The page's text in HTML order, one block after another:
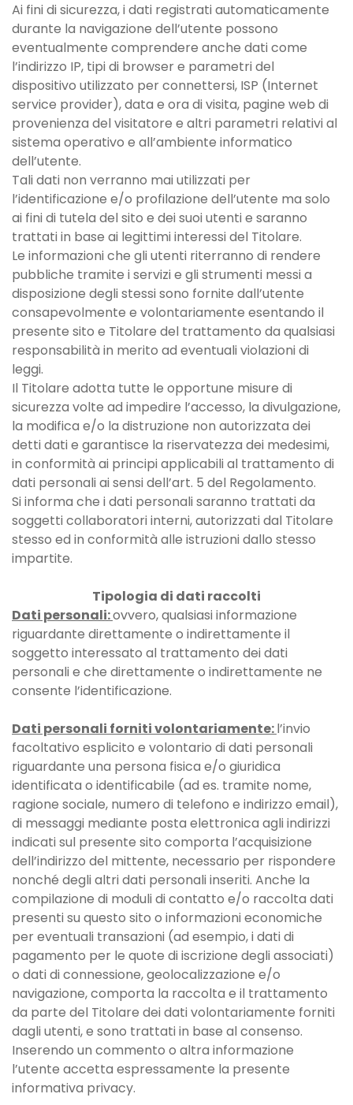
Ai fini di sicurezza, i dati registrati automaticamente
durante la navigazione dell’utente possono
eventualmente comprendere anche dati come
l’indirizzo IP, tipi di browser e parametri del
dispositivo utilizzato per connettersi, ISP (Internet
service provider), data e ora di visita, pagine web di
provenienza del visitatore e altri parametri relativi al
sistema operativo e all’ambiente informatico
dell’utente.
Tali dati non verranno mai utilizzati per
l’identificazione e/o profilazione dell’utente ma solo
ai fini di tutela del sito e dei suoi utenti e saranno
trattati in base ai legittimi interessi del Titolare.
Le informazioni che gli utenti riterranno di rendere
pubbliche tramite i servizi e gli strumenti messi a
disposizione degli stessi sono fornite dall’utente
consapevolmente e volontariamente esentando il
presente sito e Titolare del trattamento da qualsiasi
responsabilità in merito ad eventuali violazioni di
leggi.
Il Titolare adotta tutte le opportune misure di
sicurezza volte ad impedire l’accesso, la divulgazione,
la modifica e/o la distruzione non autorizzata dei
detti dati e garantisce la riservatezza dei medesimi,
in conformità ai principi applicabili al trattamento di
dati personali ai sensi dell’art. 5 del Regolamento.
Si informa che i dati personali saranno trattati da
soggetti collaboratori interni, autorizzati dal Titolare
stesso ed in conformità alle istruzioni dallo stesso
impartite.
Tipologia di dati raccolti
Dati personali:ovvero, qualsiasi informazione
riguardante direttamente o indirettamente il
soggetto interessato al trattamento dei dati
personali e che direttamente o indirettamente ne
consente l’identificazione.
Dati personali forniti volontariamente:l’invio
facoltativo esplicito e volontario di dati personali
riguardante una persona fisica e/o giuridica
identificata o identificabile (ad es. tramite nome,
ragione sociale, numero di telefono e indirizzo email),
di messaggi mediante posta elettronica agli indirizzi
indicati sul presente sito comporta l’acquisizione
dell’indirizzo del mittente, necessario per rispondere
nonché degli altri dati personali inseriti. Anche la
compilazione di moduli di contatto e/o raccolta dati
presenti su questo sito o informazioni economiche
per eventuali transazioni (ad esempio, i dati di
pagamento per le quote di iscrizione degli associati)
o dati di connessione, geolocalizzazione e/o
navigazione, comporta la raccolta e il trattamento
da parte del Titolare dei dati volontariamente forniti
dagli utenti, e sono trattati in base al consenso.
Inserendo un commento o altra informazione
l’utente accetta espressamente la presente
informativa privacy.